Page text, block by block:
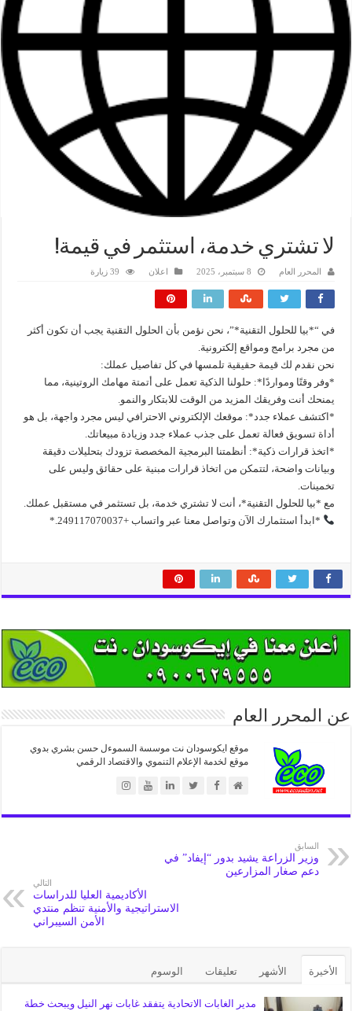
​لا تشتري خدمة، استثمر في قيمة!
المحرر العام 8 سبتمبر، 2025 اعلان 39 زيارة
​في “*بيا للحلول التقنية*”، نحن نؤمن بأن الحلول التقنية يجب أن تكون أكثر
من مجرد برامج ومواقع إلكترونية.
​نحن نقدم لك قيمة حقيقية تلمسها في كل تفاصيل عملك:
*​وفر وقتًا ومواردًا*: حلولنا الذكية تعمل على أتمتة مهامك الروتينية، مما
يمنحك أنت وفريقك المزيد من الوقت للابتكار والنمو.
*​اكتشف عملاء جدد*: موقعك الإلكتروني الاحترافي ليس مجرد واجهة، بل هو
أداة تسويق فعالة تعمل على جذب عملاء جدد وزيادة مبيعاتك.
*​اتخذ قرارات ذكية*: أنظمتنا البرمجية المخصصة تزودك بتحليلات دقيقة
وبيانات واضحة، لتتمكن من اتخاذ قرارات مبنية على حقائق وليس على
تخمينات.
​مع *بيا للحلول التقنية*، أنت لا تشتري خدمة، بل تستثمر في مستقبل عملك.
*ابدأ استثمارك الآن وتواصل معنا عبر واتساب +249117070037.*
عن المحرر العام
موقع ايكوسودان نت موسسة السموءل حسن بشري بدوي
موقع لخدمة الإعلام التنموي والاقتصاد الرقمي
السابق
وزير الزراعة يشيد بدور “إيفاد” في
دعم صغار المزارعين
التالي
الأكاديمية العليا للدراسات
الاستراتيجية والأمنية تنظم منتدي
الأمن السيبراني
الأخيرة الأشهر تعليقات الوسوم
مدير الغابات الاتحادية يتفقد غابات نهر النيل ويبحث خطة